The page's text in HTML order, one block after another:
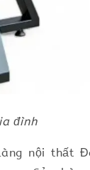
đình
nội thất